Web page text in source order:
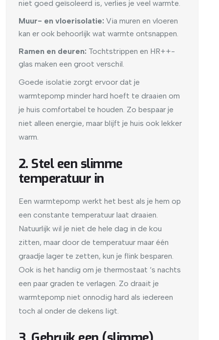
niet goed geïsoleerd is, verlies je veel warmte.
Muur- en vloerisolatie: Via muren en vloeren
kan er ook behoorlijk wat warmte ontsnappen.
Ramen en deuren: Tochtstrippen en HR++-
glas maken een groot verschil.
Goede isolatie zorgt ervoor dat je
warmtepomp minder hard hoeft te draaien om
je huis comfortabel te houden. Zo bespaar je
niet alleen energie, maar blijft je huis ook lekker
warm.
2. Stel een slimme
temperatuur in
Een warmtepomp werkt het best als je hem op
een constante temperatuur laat draaien.
Natuurlijk wil je niet de hele dag in de kou
zitten, maar door de temperatuur maar één
graadje lager te zetten, kun je flink besparen.
Ook is het handig om je thermostaat ‘s nachts
een paar graden te verlagen. Zo draait je
warmtepomp niet onnodig hard als iedereen
toch al onder de dekens ligt.